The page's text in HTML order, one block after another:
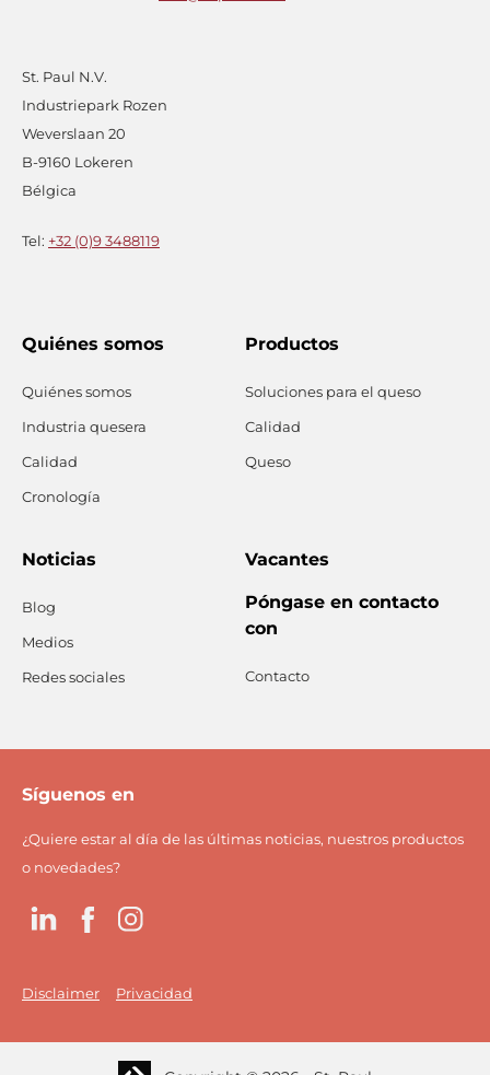
St. Paul N.V.
Industriepark Rozen
Weverslaan 20
B-9160 Lokeren
Bélgica
Tel: +32 (0)9 3488119
Quiénes somos
Quiénes somos
Industria quesera
Calidad
Cronología
Productos
Soluciones para el queso
Calidad
Queso
Noticias
Blog
Medios
Redes sociales
Vacantes
Póngase en contacto
con
Contacto
Disclaimer Privacidad
Síguenos en
¿Quiere estar al día de las últimas noticias, nuestros productos
o novedades?
LinkedInFacebookInstagram